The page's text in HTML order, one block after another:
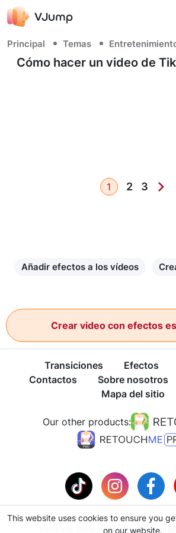
Principal Temas
Cómo hacer un video de
1 2 3
Añadir efectos a los vídeos
Crear video con efectos
Transiciones Efectos
Contactos
Sobre nosotros
Mapa del sitio
Política de privacidadTérminos de Uso
Our other products:
This website uses cookies to ensure you
on our website.